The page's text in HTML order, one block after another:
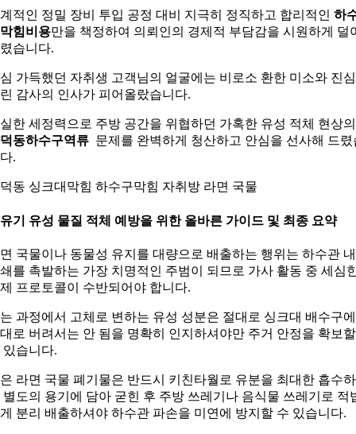
적인 정밀 장비 투입 공정 대비 지극히 정직하고 합리적인 하
힘비용만을 책정하여 의뢰인의 경제적 부담감을 시원하게 덜
습니다.
가득했던 자취생 고객님의 얼굴에는 비로소 환한 미소와 진심
감사의 인사가 피어올랐습니다.
한 세정력으로 주방 공간을 위협하던 가혹한 유성 적체 현상의
동하수구역류 문제를 완벽하게 청산하고 안심을 선사해 드렸
.
동 싱크대막힘 하수구막힘 자취방 라면 국물
기 유성 물질 적체 예방을 위한 올바른 가이드 및 최종 요약
국물이나 동물성 유지를 대량으로 배출하는 행위는 하수관
를 촉발하는 가장 치명적인 주범이 되므로 가사 활동 중 세심
프로토콜이 수반되어야 합니다.
과정에서 고체로 변하는 유성 성분은 절대로 싱크대 배수구에
로 버려서는 안 됨을 명확히 인지하셔야만 주거 안정을 확보할
있습니다.
라면 국물 폐기물은 반드시 키친타월로 유분을 최대한 흡수
별도의 용기에 담아 굳힌 후 주방 쓰레기나 음식물 쓰레기로 적
분리 배출하셔야 하수관 파손을 미연에 방지할 수 있습니다.